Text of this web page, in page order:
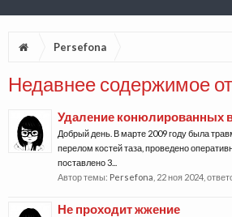
Persefona
Недавнее содержимое
Удаление конюлированных
Добрый день. В марте 2009 году была
перелом костей таза, проведено
поставлено 3...
Автор темы: Persefona 22 ноя 2024 ,
Не проходит жжение